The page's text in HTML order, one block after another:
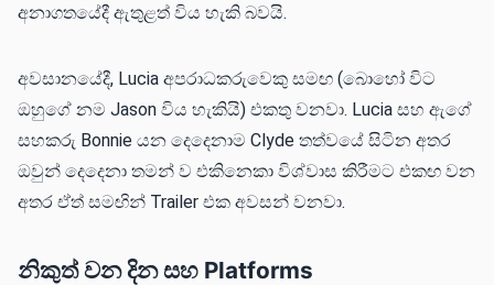
අනාගතයේදී ඇතුළත් විය හැකි බවයි.
අවසානයේදී, Lucia අපරාධකරුවෙකු සමඟ (බොහෝ විට
ඔහුගේ නම Jason විය හැකියි) එකතු වනවා. Lucia සහ ඇගේ
සහකරු Bonnie යන දෙදෙනාම Clyde තත්වයේ සිටින අතර
ඔවුන් දෙදෙනා තමන් ව එකිනෙකා විශ්වාස කිරීමට එකඟ වන
අතර ඒත් සමඟින් Trailer එක අවසන් වනවා.
නිකුත් වන දින සහ Platforms